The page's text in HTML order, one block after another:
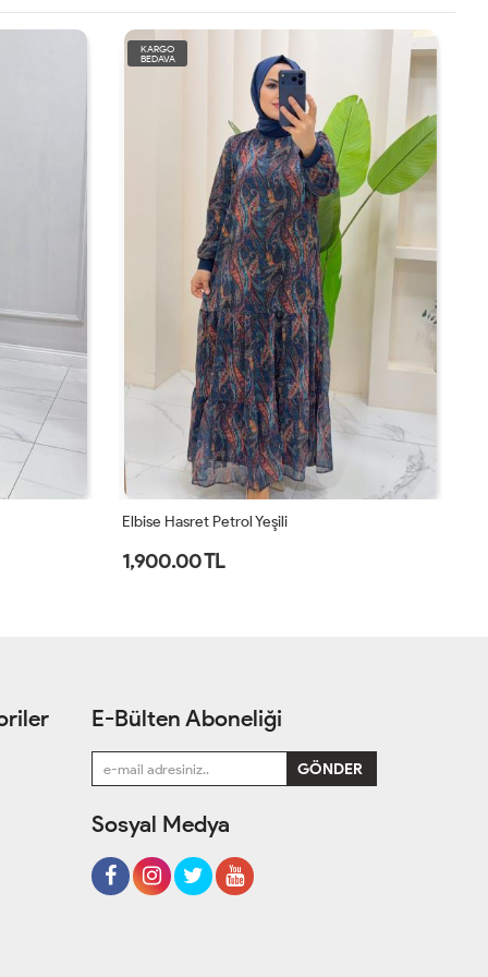
KARGO
BEDAVA
Elbise Tuğba Acı Kahve
1,000.00 TL
E-Bülten Aboneliği
Sosyal Medya